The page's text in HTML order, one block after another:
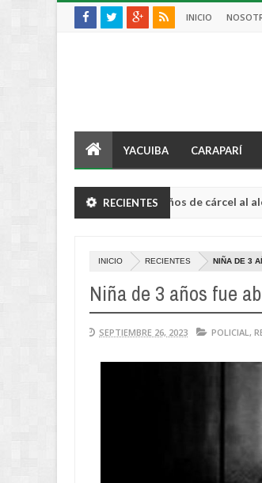
INICIO
YACUIBA CARAPARÍ
RECIENTES
Condenan a 3 años de cárcel al alcalde
INICIO RECIENTES NIÑA DE 3
Niña de 3 años fue
SEPTIEMBRE 26, 2023 POLICIAL ,